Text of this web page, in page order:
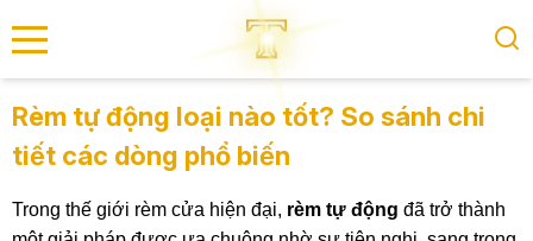
menu
Rèm tự động loại nào tốt? So sánh chi
tiết các dòng phổ biến
Trong thế giới rèm cửa hiện đại, rèm tự động đã trở thành